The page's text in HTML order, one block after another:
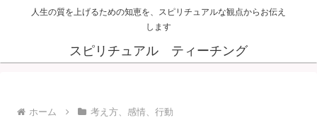
人生の質を上げるための知恵を、スピリチュアルな観点からお伝え
します
スピリチュアル ティーチング
ホーム 考え方、感情、行動